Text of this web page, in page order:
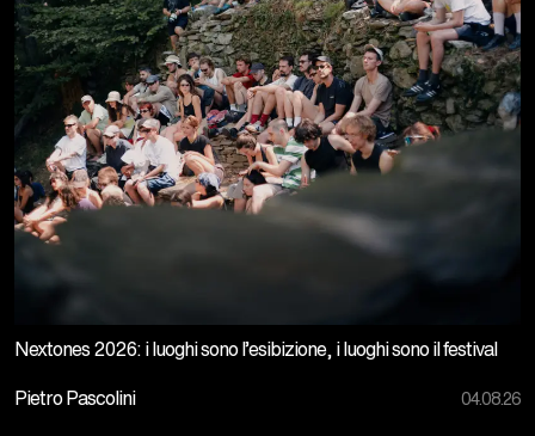
Nextones 2026: i luoghi sono l’esibizione, i luoghi sono il festival
Pietro Pascolini 04.08.26